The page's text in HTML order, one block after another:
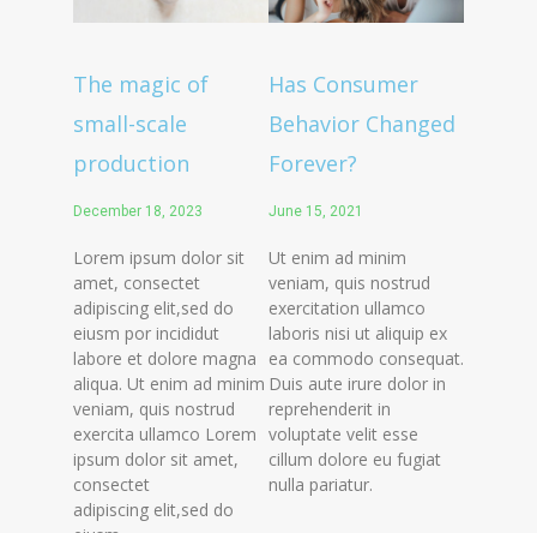
The magic of
small-scale
production
December 18, 2023
Lorem ipsum dolor sit
amet, consectet
adipiscing elit,sed do
eiusm por incididut
labore et dolore magna
aliqua. Ut enim ad minim
veniam, quis nostrud
exercita ullamco Lorem
ipsum dolor sit amet,
consectet
adipiscing elit,sed do
Has Consumer
Behavior Changed
Forever?
June 15, 2021
Ut enim ad minim
veniam, quis nostrud
exercitation ullamco
laboris nisi ut aliquip ex
ea commodo consequat.
Duis aute irure dolor in
reprehenderit in
voluptate velit esse
cillum dolore eu fugiat
nulla pariatur.